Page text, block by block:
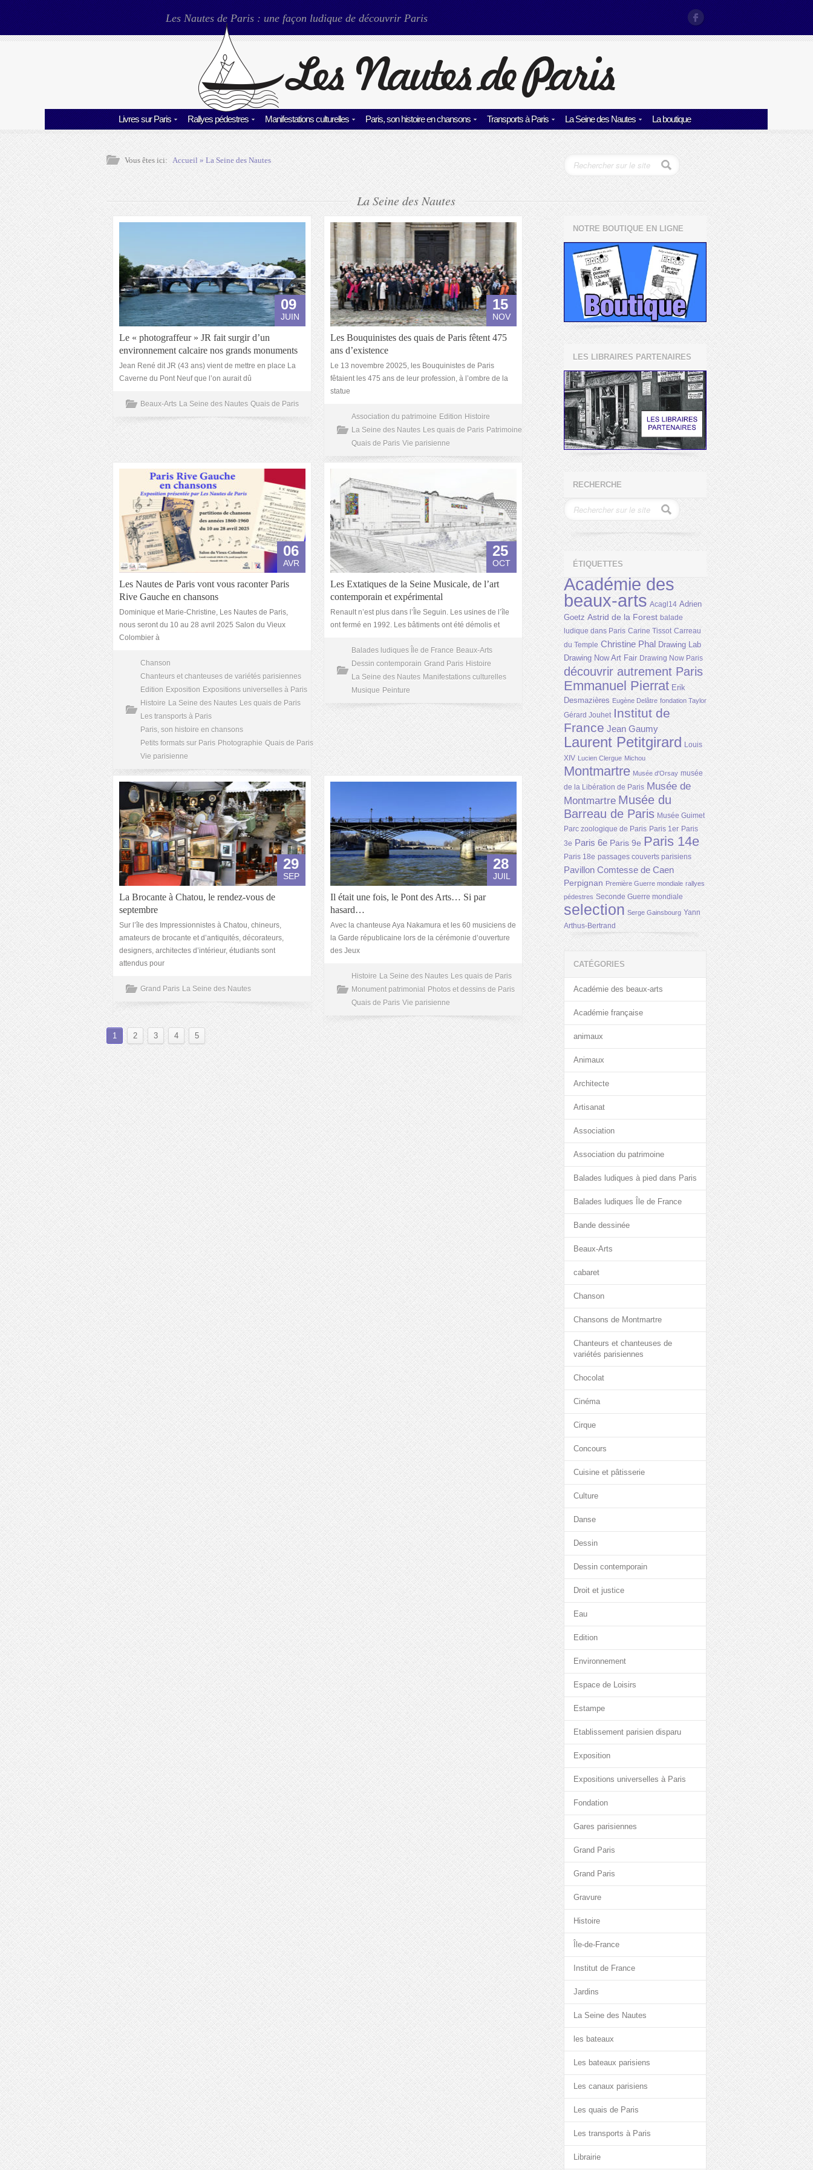
Les Nautes de Paris : une façon ludique de découvrir Paris
Livres sur Paris Rallyes pédestres Manifestations culturelles Paris, son histoire en chansons Transports à Paris La Seine des Nautes La boutique
Vous êtes ici: Accueil»La Seine des Nautes
La Seine des Nautes
09
JUIN
Le « photograffeur » JR fait surgir d’un
environnement calcaire nos grands monuments
Jean René dit JR (43 ans) vient de mettre en place La
Caverne du Pont Neuf que l’on aurait dû
Beaux-Arts La Seine des Nautes Quais de Paris
15
NOV
Les Bouquinistes des quais de Paris fêtent 475
ans d’existence
Le 13 novembre 20025, les Bouquinistes de Paris
fêtaient les 475 ans de leur profession, à l’ombre de la
statue
Association du patrimoine Edition Histoire
La Seine des Nautes Les quais de Paris Patrimoine
Quais de Paris Vie parisienne
06
AVR
Les Nautes de Paris vont vous raconter Paris
Rive Gauche en chansons
Dominique et Marie-Christine, Les Nautes de Paris,
nous seront du 10 au 28 avril 2025 Salon du Vieux
Colombier à
Chanson
Chanteurs et chanteuses de variétés parisiennes
Edition Exposition Expositions universelles à Paris
Histoire La Seine des Nautes Les quais de Paris
Les transports à Paris
Paris, son histoire en chansons
Petits formats sur Paris Photographie Quais de Paris
Vie parisienne
25
OCT
Les Extatiques de la Seine Musicale, de l’art
contemporain et expérimental
Renault n’est plus dans l’Île Seguin. Les usines de l’île
ont fermé en 1992. Les bâtiments ont été démolis et
Balades ludiques Île de France Beaux-Arts
Dessin contemporain Grand Paris Histoire
La Seine des Nautes Manifestations culturelles
Musique Peinture
29
SEP
La Brocante à Chatou, le rendez-vous de
septembre
Sur l’île des Impressionnistes à Chatou, chineurs,
amateurs de brocante et d’antiquités, décorateurs,
designers, architectes d’intérieur, étudiants sont
attendus pour
Grand Paris La Seine des Nautes
28
JUIL
Il était une fois, le Pont des Arts… Si par
hasard…
Avec la chanteuse Aya Nakamura et les 60 musiciens de
la Garde républicaine lors de la cérémonie d’ouverture
des Jeux
Histoire La Seine des Nautes Les quais de Paris
Monument patrimonial
Photos et dessins de Paris
Quais de Paris Vie parisienne
1 2 3 4 5
NOTRE BOUTIQUE EN LIGNE
LES LIBRAIRES PARTENAIRES
RECHERCHE
ÉTIQUETTES
Académie des
beaux-arts Acagl14 Adrien
Goetz Astrid de la Forest balade
ludique dans Paris Carine Tissot Carreau
du Temple Christine Phal Drawing Lab
Drawing Now Art Fair Drawing Now Paris
découvrir autrement Paris
Emmanuel Pierrat Erik
Desmazières Eugène Delâtre fondation Taylor
Gérard Jouhet Institut de
France Jean Gaumy
Laurent Petitgirard Louis
XIV Lucien Clergue Michou
Montmartre Musée d'Orsay musée
de la Libération de Paris Musée de
Montmartre Musée du
Barreau de Paris Musée Guimet
Parc zoologique de Paris Paris 1er Paris
3e Paris 6e Paris 9e Paris 14e
Paris 18e passages couverts parisiens
Pavillon Comtesse de Caen
Perpignan Première Guerre mondiale rallyes
pédestres Seconde Guerre mondiale
selection Serge Gainsbourg Yann
Arthus-Bertrand
CATÉGORIES
Académie des beaux-arts
Académie française
animaux
Animaux
Architecte
Artisanat
Association
Association du patrimoine
Balades ludiques à pied dans Paris
Balades ludiques Île de France
Bande dessinée
Beaux-Arts
cabaret
Chanson
Chansons de Montmartre
Chanteurs et chanteuses de
variétés parisiennes
Chocolat
Cinéma
Cirque
Concours
Cuisine et pâtisserie
Culture
Danse
Dessin
Dessin contemporain
Droit et justice
Eau
Edition
Environnement
Espace de Loisirs
Estampe
Etablissement parisien disparu
Exposition
Expositions universelles à Paris
Fondation
Gares parisiennes
Grand Paris
Grand Paris
Gravure
Histoire
Île-de-France
Institut de France
Jardins
La Seine des Nautes
les bateaux
Les bateaux parisiens
Les canaux parisiens
Les quais de Paris
Les transports à Paris
Librairie